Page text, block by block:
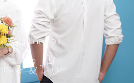
Wedding Of
& Alvi